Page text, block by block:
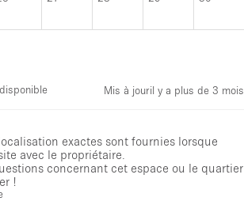
Mis à jouril y a plus de 3 mois
exactes sont fournies lorsque
avec le propriétaire.
concernant cet espace ou le quartier
!